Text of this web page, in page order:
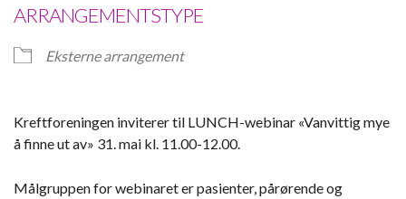
ARRANGEMENTSTYPE
Eksterne arrangement
Kreftforeningen inviterer til LUNCH-webinar «Vanvittig mye
å finne ut av» 31. mai kl. 11.00-12.00.
Målgruppen for webinaret er pasienter, pårørende og